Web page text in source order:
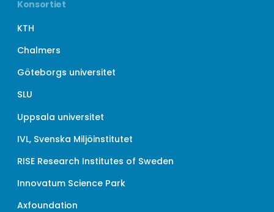
Konsortiet
KTH
Chalmers
Göteborgs universitet
SLU
Uppsala universitet
IVL, Svenska Miljöinstitutet
RISE Research Institutes of Sweden
Innovatum Science Park
Axfoundation